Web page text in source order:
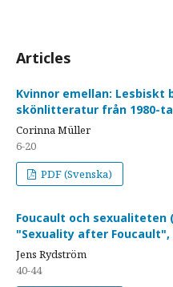
Articles
Kvinnor emellan: Lesbiskt
skönlitteratur från 1980-
Corinna Müller
6-20
PDF (Svenska)
Foucault och
"Sexuality after Foucault",
Jens Rydström
40-44